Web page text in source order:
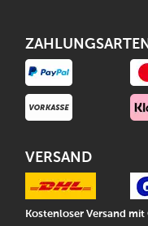
ZAHLUNGSARTEN
VERSAND
Kostenloser Versand